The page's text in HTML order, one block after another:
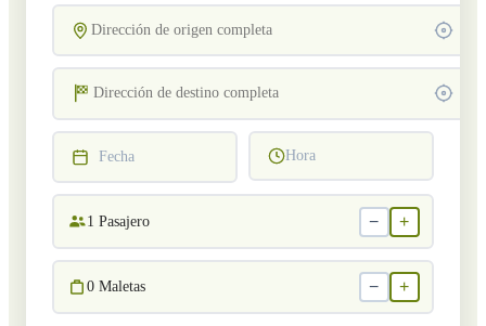
Fecha Hora
1 Pasajero − +
0 Maletas − +